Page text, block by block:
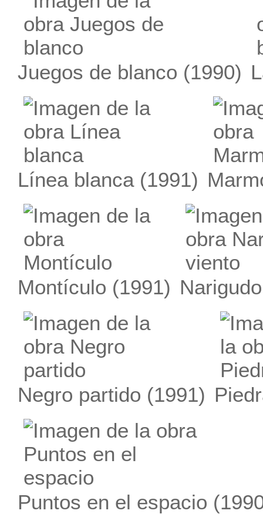
Juegos de blanco (1990)
Línea blanca(1991)
Montículo (1991)
Negro partido (1991)
Puntos en el espacio